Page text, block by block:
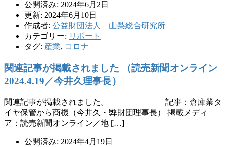
公開済み: 2024年6月2日
更新: 2024年6月10日
作成者: 公益財団法人 山梨総合研究所
カテゴリー: リポート
タグ: 産業, コロナ
関連記事が掲載されました （読売新聞オンライン
2024.4.19／今井久理事長）
関連記事が掲載されました。 ——————– 記事：倉庫業タ
イヤ保管から商機（今井久・弊財団理事長） 掲載メディ
ア：読売新聞オンライン／地 […]
公開済み: 2024年4月19日